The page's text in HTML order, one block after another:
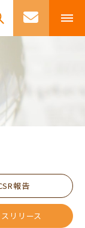
報告
リリース